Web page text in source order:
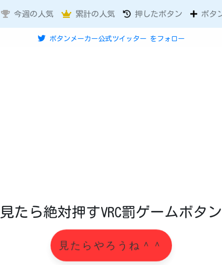
今週の人気 累計の人気 押したボタン ボタ
ボタンメーカー公式ツイッター をフォロー
見たら絶対押すVRC罰ゲームボタン
見たらやろうね＾＾